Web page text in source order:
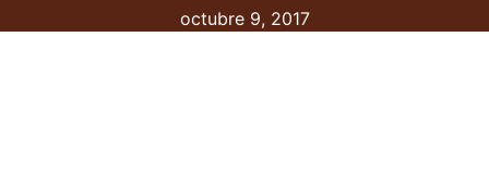
octubre 9, 2017